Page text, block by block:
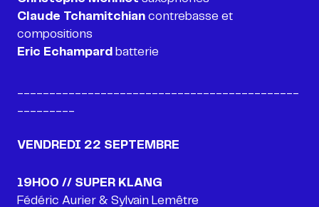
Claude Tchamitchian contrebasse et
Eric Echampard batterie
VENDREDI 22 SEPTEMBRE
Fédéric Aurier & Sylvain Lemêtre